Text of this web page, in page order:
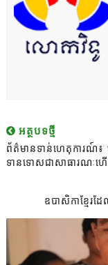
អត្ថបទថ្មី
ព័ត៌មានទាន់ហេតុការណ៍
ទានទោសជាសាធារណៈហ
ឧបាសិកាខ្មែរ